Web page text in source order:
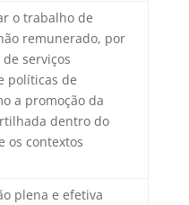
o trabalho de
remunerado, por
serviços
políticas de
a promoção da
dentro do
os contextos
plena e efetiva